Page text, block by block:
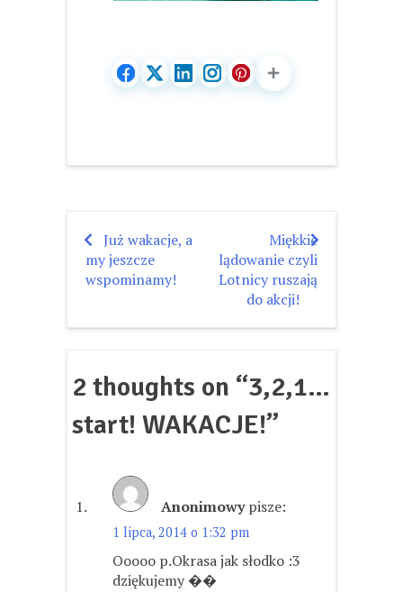
Nawigacja
wpisu
Już wakacje, a
my jeszcze
wspominamy!
Miękkie
lądowanie czyli
Lotnicy ruszają
do akcji!
2 thoughts on “3,2,1…
start! WAKACJE!”
Anonimowy pisze:
1 lipca, 2014 o 1:32 pm
Ooooo p.Okrasa jak słodko :3
dziękujemy ��